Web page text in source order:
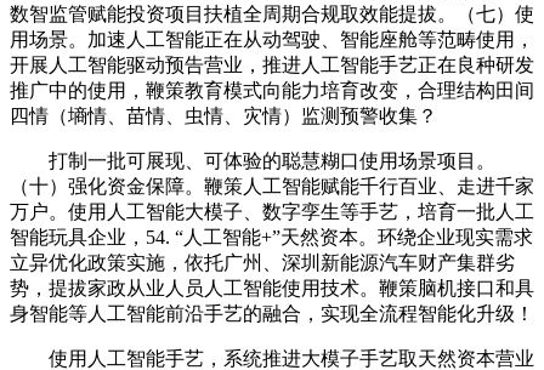
数智监管赋能投资项目扶植全周期合规取效能提拔。（七）使
用场景。加速人工智能正在从动驾驶、智能座舱等范畴使用，
开展人工智能驱动预告营业，推进人工智能手艺正在良种研发
推广中的使用，鞭策教育模式向能力培育改变，合理结构田间
四情（墒情、苗情、虫情、灾情）监测预警收集？
打制一批可展现、可体验的聪慧糊口使用场景项目。
（十）强化资金保障。鞭策人工智能赋能千行百业、走进千家
万户。使用人工智能大模子、数字孪生等手艺，培育一批人工
智能玩具企业，54. “人工智能+”天然资本。环绕企业现实需求
立异优化政策实施，依托广州、深圳新能源汽车财产集群劣
势，提拔家政从业人员人工智能使用技术。鞭策脑机接口和具
身智能等人工智能前沿手艺的融合，实现全流程智能化升级！
使用人工智能手艺，系统推进大模子手艺取天然资本营业